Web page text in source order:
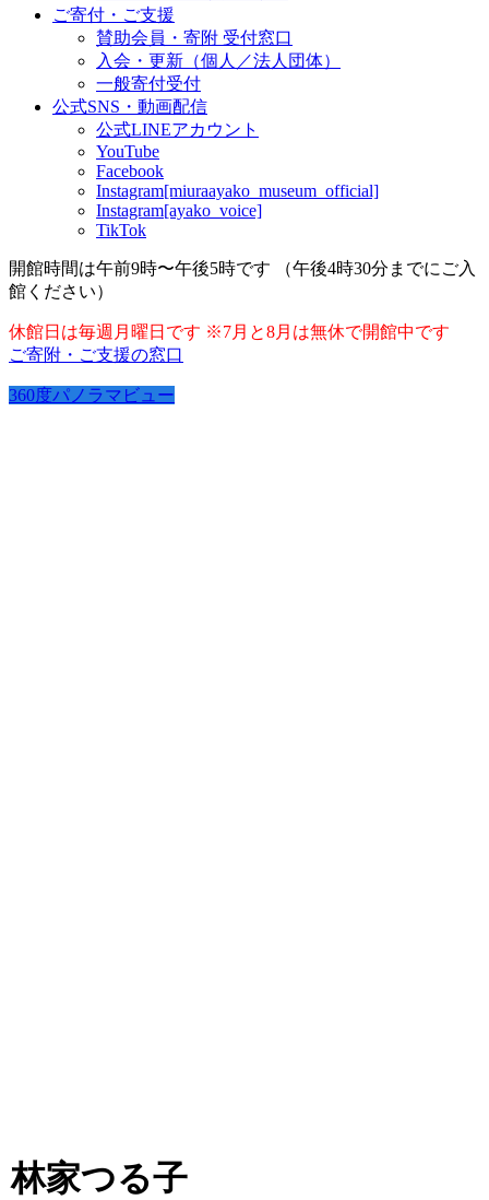
ご寄付・ご支援
賛助会員・寄附 受付窓口
入会・更新（個人／法人団体）
一般寄付受付
公式SNS・動画配信
公式LINEアカウント
YouTube
Facebook
Instagram[miuraayako_museum_official]
Instagram[ayako_voice]
TikTok
開館時間は午前9時〜午後5時です （午後4時30分までにご入
館ください）
休館日は毎週月曜日です ※7月と8月は無休で開館中です
ご寄附・ご支援の窓口
360度パノラマビュー
林家つる子